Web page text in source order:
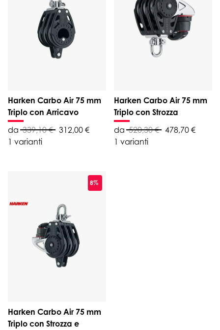
Harken Carbo Air 75 mm
Triplo con Arricavo
da 339,10 € 312,00 €
1 varianti
Harken Carbo Air 75 mm
Triplo con Strozza
da 520,30 € 478,70 €
1 varianti
8%
Harken Carbo Air 75 mm
Triplo con Strozza e